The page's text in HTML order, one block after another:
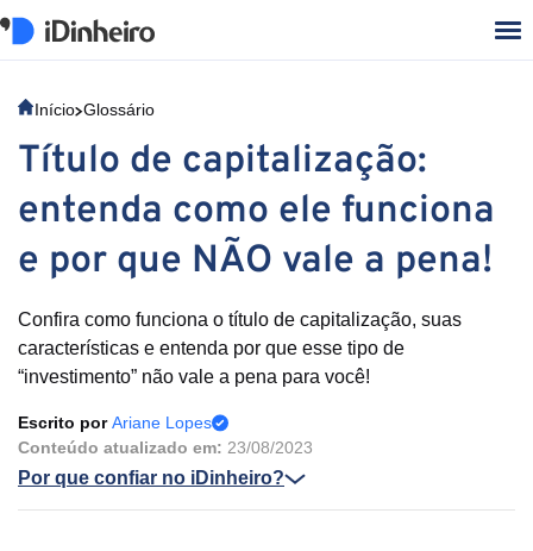
Início Glossário
Título de capitalização:
entenda como ele funciona
e por que NÃO vale a pena!
Confira como funciona o título de capitalização, suas
características e entenda por que esse tipo de
“investimento” não vale a pena para você!
Escrito porAriane Lopes
Conteúdo atualizado em: 23/08/2023
Por que confiar no iDinheiro?